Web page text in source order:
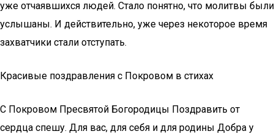
уже отчаявшихся людей. Стало понятно, что молитвы были
услышаны. И действительно, уже через некоторое время
захватчики стали отступать.
Красивые поздравления с Покровом в стихах
С Покровом Пресвятой Богородицы Поздравить от
сердца спешу. Для вас, для себя и для родины Добра у